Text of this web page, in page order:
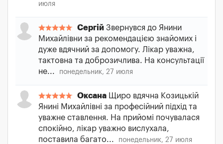
июля
Сергій Звернувся до Янини
Михайлівни за рекомендацією знайомих і
дуже вдячний за допомогу. Лікар уважна,
тактовна та доброзичлива. На консультації
не...
понедельник, 27 июля
Оксана Щиро вдячна Козицькій
Янині Михайлівні за професійний підхід та
уважне ставлення. На прийомі почувалася
спокійно, лікар уважно вислухала,
поставила багато...
понедельник, 27 июля